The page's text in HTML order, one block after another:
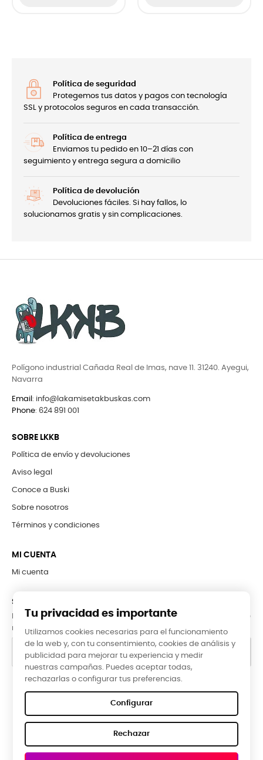
Política de seguridad
Protegemos tus datos y pagos con tecnología
SSL y protocolos seguros en cada transacción.
Política de entrega
Enviamos tu pedido en 10–21 días con
seguimiento y entrega segura a domicilio
Política de devolución
Devoluciones fáciles. Si hay fallos, lo
solucionamos gratis y sin complicaciones.
Polígono industrial Cañada Real de Imas, nave 11. 31240. Ayegui,
Navarra
Email : info@lakamisetakbuskas.com
Phone: 624 891 001
SOBRE LKKB
Política de envío y devoluciones
Aviso legal
Conoce a Buski
Sobre nosotros
Términos y condiciones
MI CUENTA
Mi cuenta
SUBCRÍBETE A LA NEWSLETTER
Puede darse de baja en cualquier momento. Para ello, consulte
nuestra información de contacto en el aviso legal.
Google Reviews
★★★★★
Tu privacidad es importante
Utilizamos cookies necesarias para el funcionamiento
de la web y, con tu consentimiento, cookies de análisis y
publicidad para mejorar tu experiencia y medir
nuestras campañas. Puedes aceptar todas,
rechazarlas o configurar tus preferencias.
Configurar
Rechazar